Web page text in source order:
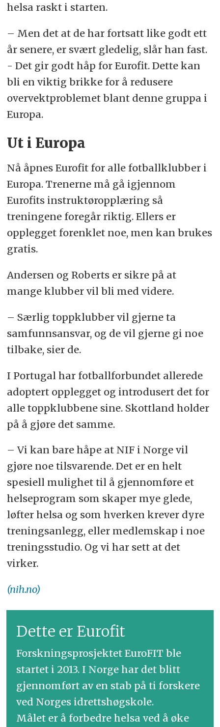
helsa raskt i starten.
– Men det at de har fortsatt like godt ett
år senere, er svært gledelig, slår han fast.
- Det gir godt håp for Eurofit. Dette kan
bli en viktig brikke for å redusere
overvektproblemet blant denne gruppa i
Europa.
Ut i Europa
Nå åpnes Eurofit for alle fotballklubber i
Europa. Trenerne må gå igjennom
Eurofits instruktøropplæring så
treningene foregår riktig. Ellers er
opplegget forenklet noe, men kan brukes
gratis.
Andersen og Roberts er sikre på at
mange klubber vil bli med videre.
– Særlig toppklubber vil gjerne ta
samfunnsansvar, og de vil gjerne gi noe
tilbake, sier de.
I Portugal har fotballforbundet allerede
adoptert opplegget og introdusert det for
alle toppklubbene sine. Skottland holder
på å gjøre det samme.
– Vi kan bare håpe at NIF i Norge vil
gjøre noe tilsvarende. Det er en helt
spesiell mulighet til å gjennomføre et
helseprogram som skaper mye glede,
løfter helsa og som hverken krever dyre
treningsanlegg, eller medlemskap i noe
treningsstudio. Og vi har sett at det
virker.
(nih.no)
Dette er Eurofit
Forskningsprosjektet EuroFIT ble
startet i 2013. I Norge har det blitt
gjennomført av en stab på ti forskere
ved Norges idrettshøgskole.
Målet er å forbedre helsa ved å øke